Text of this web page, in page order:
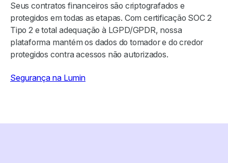
Seus contratos financeiros são criptografados e
protegidos em todas as etapas. Com certificação SOC 2
Tipo 2 e total adequação à LGPD/GPDR, nossa
plataforma mantém os dados do tomador e do credor
protegidos contra acessos não autorizados.
Segurança na Lumin